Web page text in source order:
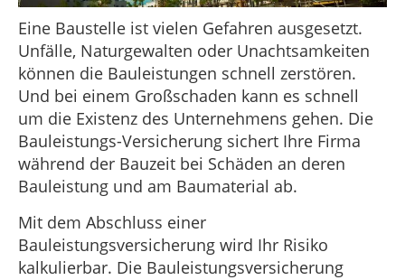
Eine Baustelle ist vielen Gefahren ausgesetzt.
Unfälle, Naturgewalten oder Unachtsamkeiten
können die Bauleistungen schnell zerstören.
Und bei einem Großschaden kann es schnell
um die Existenz des Unternehmens gehen. Die
Bauleistungs-Versicherung sichert Ihre Firma
während der Bauzeit bei Schäden an deren
Bauleistung und am Baumaterial ab.
Mit dem Abschluss einer
Bauleistungsversicherung wird Ihr Risiko
kalkulierbar. Die Bauleistungsversicherung